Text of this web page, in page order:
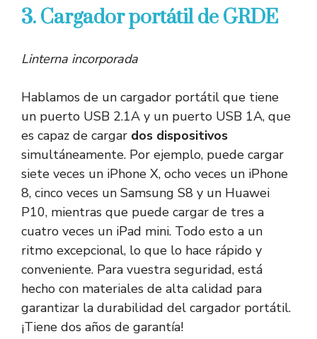
3. Cargador portátil de GRDE
Linterna incorporada
Hablamos de un cargador portátil que tiene
un puerto USB 2.1A y un puerto USB 1A, que
es capaz de cargar dos dispositivos
simultáneamente. Por ejemplo, puede cargar
siete veces un iPhone X, ocho veces un iPhone
8, cinco veces un Samsung S8 y un Huawei
P10, mientras que puede cargar de tres a
cuatro veces un iPad mini. Todo esto a un
ritmo excepcional, lo que lo hace rápido y
conveniente. Para vuestra seguridad, está
hecho con materiales de alta calidad para
garantizar la durabilidad del cargador portátil.
¡Tiene dos años de garantía!